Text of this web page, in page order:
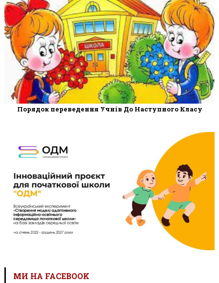
Порядок переведення Учнів До Наступного Класу
МИ НА FACEBOOK